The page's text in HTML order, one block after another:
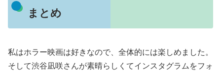
まとめ
私はホラー映画は好きなので、全体的には楽しめました。
そして渋谷凪咲さんが素晴らしくてインスタグラムをフォ